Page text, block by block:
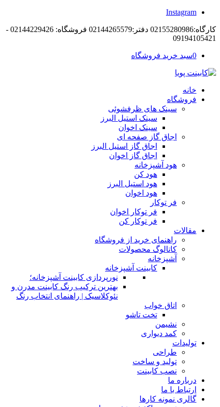
Instagram
کارگاه:02155280986 دفتر:02144265579 فروشگاه: 02144229426 -
09194105421
0سبد خرید فروشگاه
خانه
فروشگاه
سینک های ظرفشوئی
سینک استیل البرز
سینک اخوان
اجاق گاز صفحه ای
اجاق گاز استیل البرز
اجاق گاز اخوان
هود آشپزخانه
هود کن
هود استیل البرز
هود اخوان
فر توکار
فر توکار اخوان
فر توکار کن
مقالات
راهنمای خرید از فروشگاه
کاتالوگ محصولات
آشپزخانه
کابینت آشپزخانه
نورپردازی کابینت آشپزخانه؛
بهترین ترکیب رنگ کابینت مدرن و
نئوکلاسیک | راهنمای انتخاب رنگ
اتاق خواب
تخت تاشو
نشیمن
کمد دیواری
تولیدات
طراحی
تولید و ساخت
نصب کابینت
درباره ما
ارتباط با ما
گالری نمونه کارها